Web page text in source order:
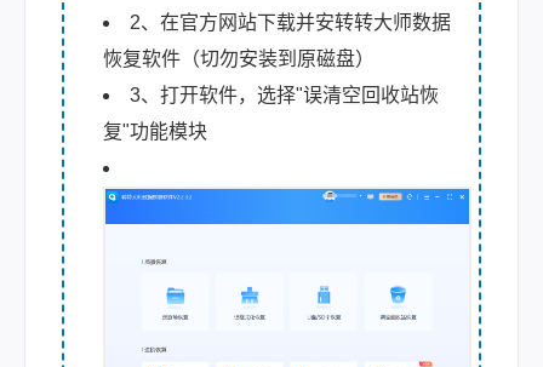
2、在官方网站下载并安转转大师数据
恢复软件（切勿安装到原磁盘）
3、打开软件，选择"误清空回收站恢
复"功能模块